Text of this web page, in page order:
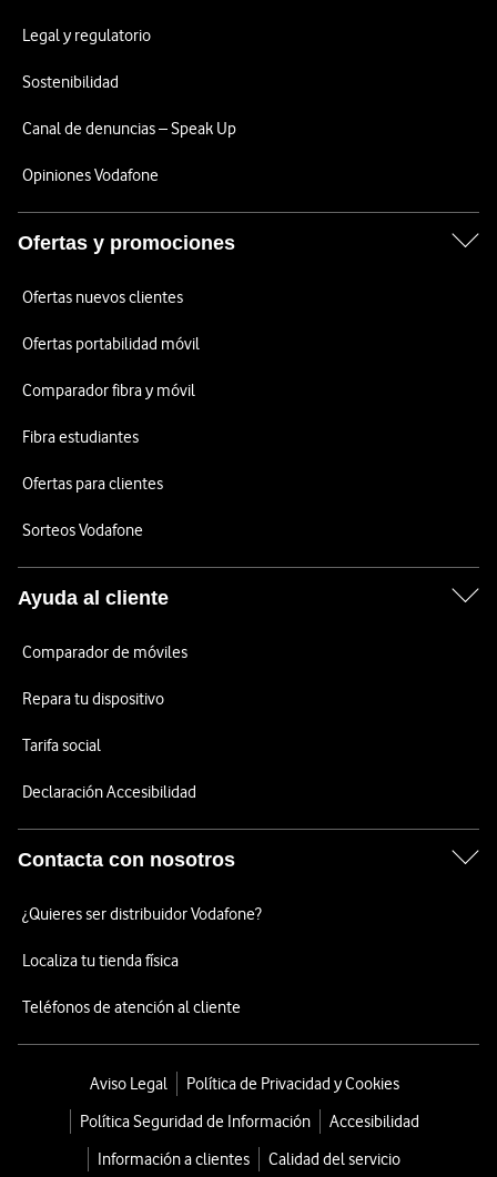
Legal y regulatorio
Sostenibilidad
Canal de denuncias – Speak Up
Opiniones Vodafone
Ofertas y promociones
Ofertas nuevos clientes
Ofertas portabilidad móvil
Comparador fibra y móvil
Fibra estudiantes
Ofertas para clientes
Sorteos Vodafone
Ayuda al cliente
Comparador de móviles
Repara tu dispositivo
Tarifa social
Declaración Accesibilidad
Contacta con nosotros
¿Quieres ser distribuidor Vodafone?
Localiza tu tienda física
Teléfonos de atención al cliente
Aviso Legal
Política de Privacidad y Cookies
Política Seguridad de Información
Accesibilidad
Información a clientes
Calidad del servicio